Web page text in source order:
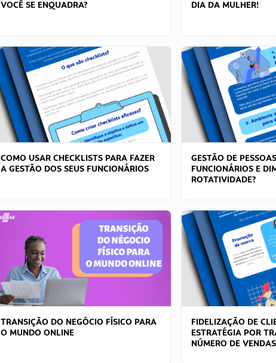
VOCÊ SE ENQUADRA?
DIA DA MULHER!
COMO USAR CHECKLISTS PARA FAZER
A GESTÃO DOS SEUS FUNCIONÁRIOS
GESTÃO DE
FUNCIONÁRIOS E
ROTATIVIDADE?
TRANSIÇÃO DO NEGÓCIO FÍSICO PARA
O MUNDO ONLINE
FIDELIZAÇÃO DE
ESTRATÉGIA POR
NÚMERO DE VENDAS